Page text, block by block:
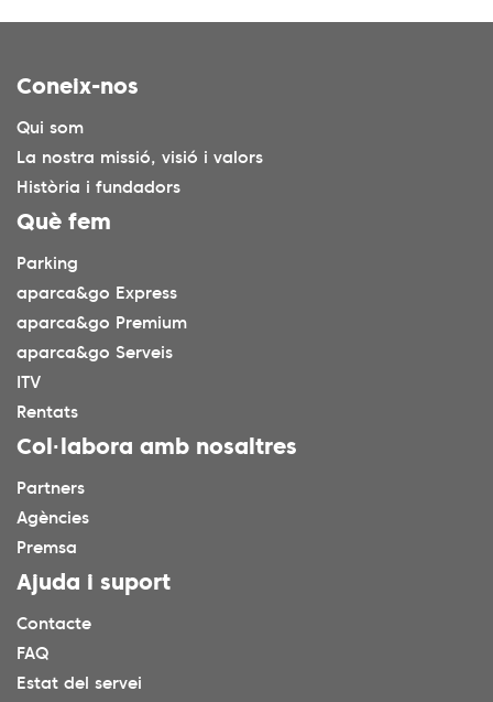
Coneix-nos
Qui som
La nostra missió, visió i valors
Història i fundadors
Què fem
Parking
aparca&go Express
aparca&go Premium
aparca&go Serveis
ITV
Rentats
Col·labora amb nosaltres
Partners
Agències
Premsa
Ajuda i suport
Contacte
FAQ
Estat del servei